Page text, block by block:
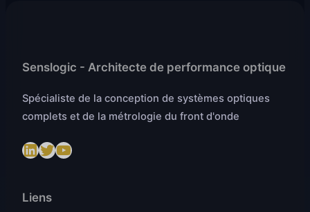
Senslogic - Architecte de performance optique
Spécialiste de la conception de systèmes optiques
complets et de la métrologie du front d'onde
LinkedIn Twitter https://www.youtube.com/@SenslogicS.L.
Liens